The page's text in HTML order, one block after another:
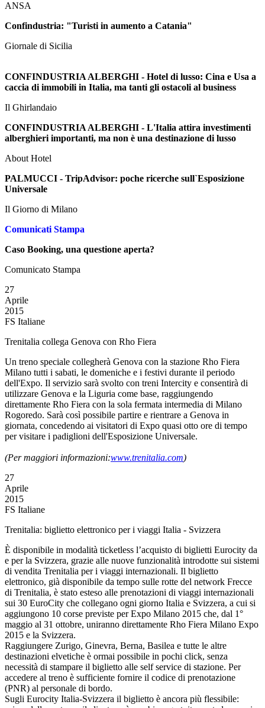
ANSA
Confindustria: "Turisti in aumento a Catania"
Giornale di Sicilia
CONFINDUSTRIA ALBERGHI - Hotel di lusso: Cina e Usa a
caccia di immobili in Italia, ma tanti gli ostacoli al business
Il Ghirlandaio
CONFINDUSTRIA ALBERGHI - L'Italia attira investimenti
alberghieri importanti, ma non è una destinazione di lusso
About Hotel
PALMUCCI - TripAdvisor: poche ricerche sull`Esposizione
Universale
Il Giorno di Milano
Comunicati Stampa
Caso Booking, una questione aperta?
Comunicato Stampa
27
Aprile
2015
FS Italiane
Trenitalia collega Genova con Rho Fiera
Un treno speciale collegherà Genova con la stazione Rho Fiera
Milano tutti i sabati, le domeniche e i festivi durante il periodo
dell'Expo. Il servizio sarà svolto con treni Intercity e consentirà di
utilizzare Genova e la Liguria come base, raggiungendo
direttamente Rho Fiera con la sola fermata intermedia di Milano
Rogoredo. Sarà così possibile partire e rientrare a Genova in
giornata, concedendo ai visitatori di Expo quasi otto ore di tempo
per visitare i padiglioni dell'Esposizione Universale.
(Per maggiori informazioni:www.trenitalia.com)
27
Aprile
2015
FS Italiane
Trenitalia: biglietto elettronico per i viaggi Italia - Svizzera
È disponibile in modalità ticketless l’acquisto di biglietti Eurocity da
e per la Svizzera, grazie alle nuove funzionalità introdotte sui sistemi
di vendita Trenitalia per i viaggi internazionali. Il biglietto
elettronico, già disponibile da tempo sulle rotte del network Frecce
di Trenitalia, è stato esteso alle prenotazioni di viaggi internazionali
sui 30 EuroCity che collegano ogni giorno Italia e Svizzera, a cui si
aggiungono 10 corse previste per Expo Milano 2015 che, dal 1°
maggio al 31 ottobre, uniranno direttamente Rho Fiera Milano Expo
2015 e la Svizzera.
Raggiungere Zurigo, Ginevra, Berna, Basilea e tutte le altre
destinazioni elvetiche è ormai possibile in pochi click, senza
necessità di stampare il biglietto alle self service di stazione. Per
accedere al treno è sufficiente fornire il codice di prenotazione
(PNR) al personale di bordo.
Sugli Eurocity Italia-Svizzera il biglietto è ancora più flessibile: